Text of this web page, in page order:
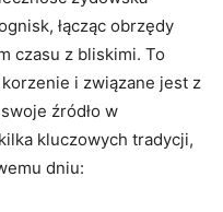
łącząc obrzędy
czasu z ⁣bliskimi. To
i⁣ związane ⁣jest z
źródło w
kluczowych​ tradycji,
dniu: